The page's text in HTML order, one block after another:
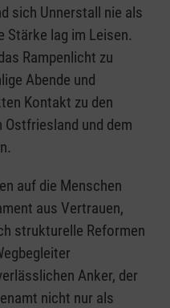
sich Unnerstall nie als
Stärke lag im Leisen.
Rampenlicht zu
Abende und
Kontakt zu den
und dem
auf die Menschen
aus Vertrauen,
strukturelle Reformen
Anker, der
nicht nur als